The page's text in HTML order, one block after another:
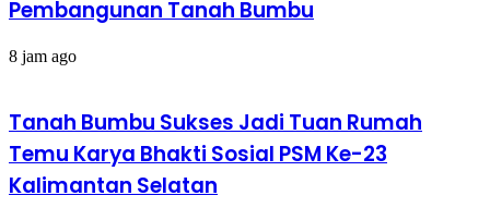
Pembangunan Tanah Bumbu
8 jam ago
Tanah Bumbu Sukses Jadi Tuan Rumah
Temu Karya Bhakti Sosial PSM Ke-23
Kalimantan Selatan